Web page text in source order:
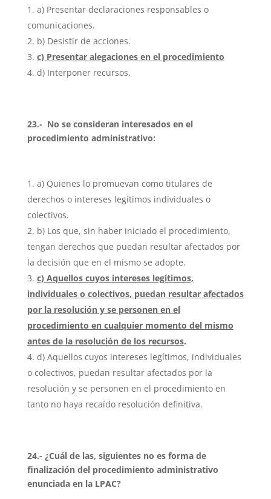
a) Presentar declaraciones responsables o
comunicaciones.
b) Desistir de acciones.
c) Presentar alegaciones en el procedimiento
d) Interponer recursos.
23.- No se consideran interesados en el
procedimiento administrativo:
a) Quienes lo promuevan como titulares de
derechos o intereses legítimos individuales o
colectivos.
b) Los que, sin haber iniciado el procedimiento,
tengan derechos que puedan resultar afectados por
la decisión que en el mismo se adopte.
c) Aquellos cuyos intereses legítimos,
individuales o colectivos, puedan resultar afectados
por la resolución y se personen en el
procedimiento en cualquier momento del mismo
antes de la resolución de los recursos.
d) Aquellos cuyos intereses legítimos, individuales
o colectivos, puedan resultar afectados por la
resolución y se personen en el procedimiento en
tanto no haya recaído resolución definitiva.
24.- ¿Cuál de las, siguientes no es forma de
finalización del procedimiento administrativo
enunciada en la LPAC?